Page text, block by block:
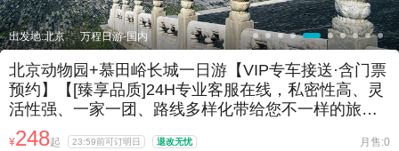
出发地:北京 万程日游-国内
北京动物园+慕田峪长城一日游【VIP专车接送·含门票
预约】【[臻享品质]24H专业客服在线，私密性高、灵
活性强、一家一团、路线多样化带给您不一样的旅行
体验！】
¥248起 23:59前可订明日 退改无忧 月售:0